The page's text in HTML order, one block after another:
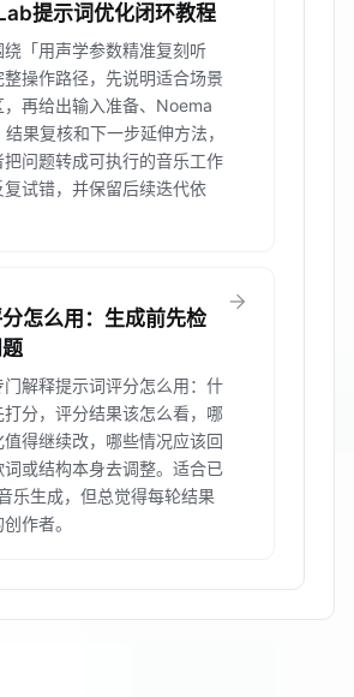
提示词优化闭环教程
「用声学参数精准复刻听
操作路径，先说明适合场景
，再给出输入准备、Noema
果复核和下一步延伸方法，
问题转成可执行的音乐工作
复试错，并保留后续迭代依
怎么用：生成前先检
解释提示词评分怎么用：什
打分，评分结果该怎么看，哪
得继续改，哪些情况应该回
词或结构本身去调整。适合已
乐生成，但总觉得每轮结果
作者。
arrow_forward